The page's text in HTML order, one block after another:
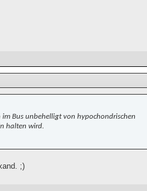
Bus unbehelligt von hypochondrischen
halten wird.
;)